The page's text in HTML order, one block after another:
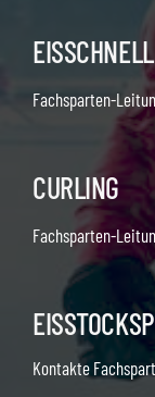
Fachsparten-
CURLING
Fachsparten-
Kontakte